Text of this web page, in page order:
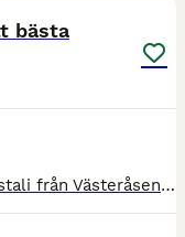
bästa
Nett från Västeråsen Född 2016 E: Kastali från Västeråsen 8,22 totalt U: Nattsol från Västeråsen Stort och vackert sto Fått två föl, är nu sedan våren igång efter dessa Går fram över allt ut, g